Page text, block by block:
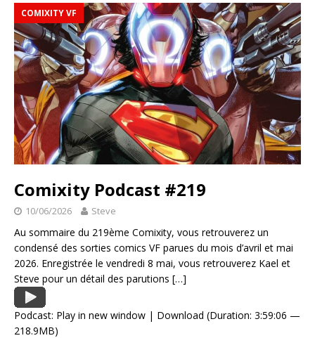
COMIXITY VF
Comixity Podcast #219
10/06/2026 Steve
Au sommaire du 219ème Comixity, vous retrouverez un
condensé des sorties comics VF parues du mois d’avril et mai
2026. Enregistrée le vendredi 8 mai, vous retrouverez Kael et
Steve pour un détail des parutions […]
Podcast: Play in new window | Download (Duration: 3:59:06 —
218.9MB)